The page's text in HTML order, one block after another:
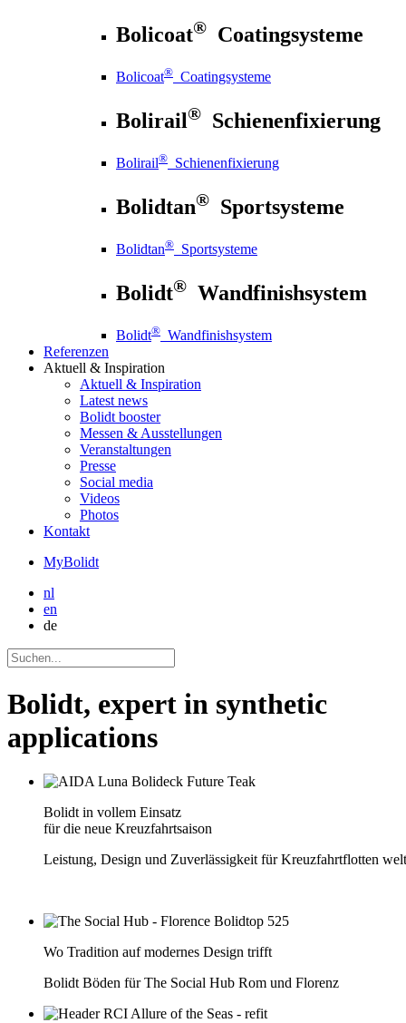
Bolicoat® Coatingsysteme
Bolicoat® Coatingsysteme
Bolirail® Schienenfixierung
Bolirail® Schienenfixierung
Bolidtan® Sportsysteme
Bolidtan® Sportsysteme
Bolidt® Wandfinishsystem
Bolidt® Wandfinishsystem
Referenzen
Aktuell & Inspiration
Aktuell & Inspiration
Latest news
Bolidt booster
Messen & Ausstellungen
Veranstaltungen
Presse
Social media
Videos
Photos
Kontakt
MyBolidt
nl
en
de
Bolidt, expert in synthetic
applications
Bolidt in vollem Einsatz
für die neue Kreuzfahrtsaison
Leistung, Design und Zuverlässigkeit für Kreuzfahrtflotten
Wo Tradition auf modernes Design trifft
Bolidt Böden für The Social Hub Rom und Florenz